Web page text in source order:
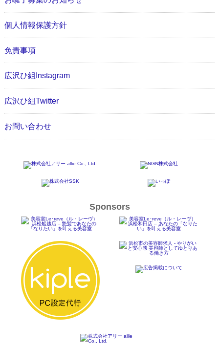
個人情報保護方針
免責事項
広沢ひ組Instagram
広沢ひ組Twitter
お問い合わせ
Sponsors